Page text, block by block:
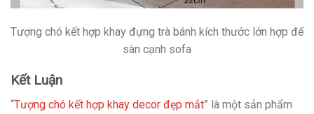
Tượng chó kết hợp khay đựng trà bánh kích thước lớn hợp để
sàn cạnh sofa
Kết Luận
“Tượng chó kết hợp khay decor đẹp mắt” là một sản phẩm